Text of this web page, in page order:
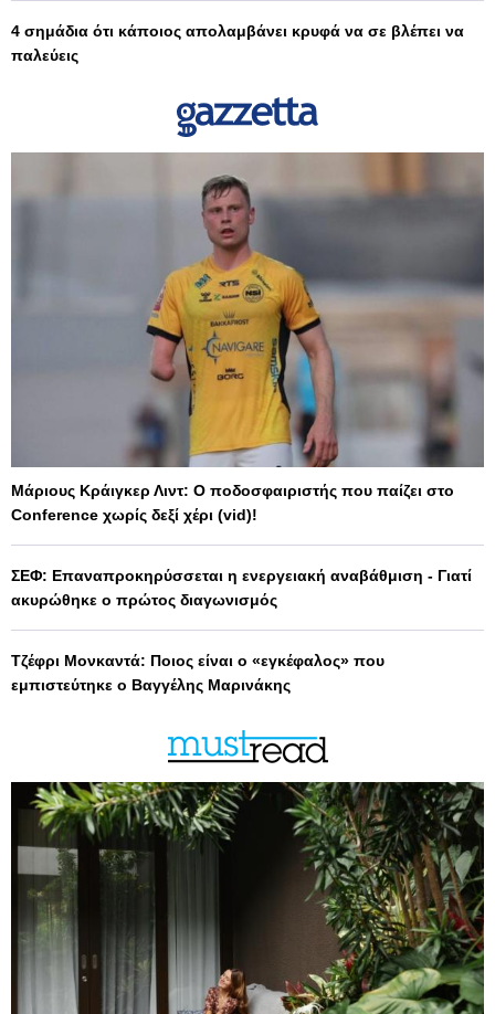
4 σημάδια ότι κάποιος απολαμβάνει κρυφά να σε βλέπει να
παλεύεις
Μάριους Κράιγκερ Λιντ: Ο ποδοσφαιριστής που παίζει στο
Conference χωρίς δεξί χέρι (vid)!
ΣΕΦ: Επαναπροκηρύσσεται η ενεργειακή αναβάθμιση - Γιατί
ακυρώθηκε ο πρώτος διαγωνισμός
Τζέφρι Μονκαντά: Ποιος είναι ο «εγκέφαλος» που
εμπιστεύτηκε ο Βαγγέλης Μαρινάκης